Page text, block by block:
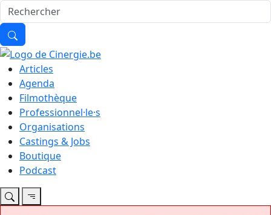
Articles
Agenda
Filmothèque
Professionnel·le·s
Organisations
Castings & Jobs
Boutique
Podcast